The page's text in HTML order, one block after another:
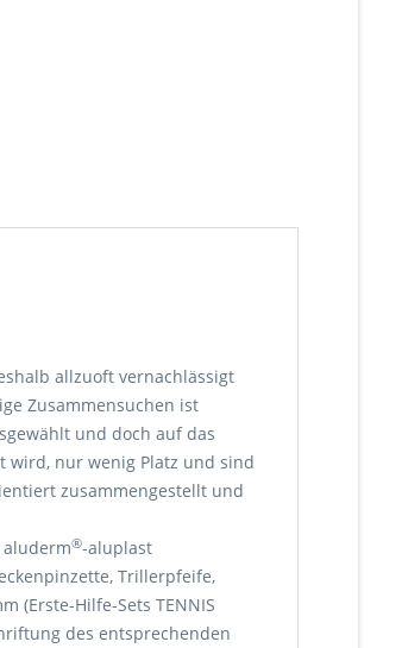
allzuoft vernachlässigt
Zusammensuchen ist
und doch auf das
wird, nur wenig Platz und sind
zusammengestellt und
®-aluplast
Trillerpfeife,
(Erste-Hilfe-Sets TENNIS
des entsprechenden